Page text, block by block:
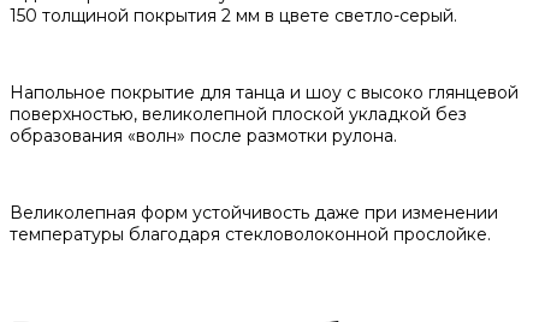
150 толщиной покрытия 2 мм в цвете светло-серый.
Напольное покрытие для танца и шоу с высоко глянцевой
поверхностью, великолепной плоской укладкой без
образования «волн» после размотки рулона.
Великолепная форм устойчивость даже при изменении
температуры благодаря стекловолоконной прослойке.